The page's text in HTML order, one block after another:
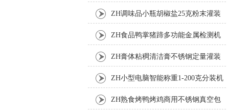
装机 ZH调味品小瓶胡椒盐25克粉末灌装
ZH食品鸭掌猪蹄多功能金属检测机
ZH膏体粘稠清洁膏不锈钢定量灌装
机厂家 ZH小型电脑智能称重1-200克分装机
ZH熟食烤鸭烤鸡商用不锈钢真空包